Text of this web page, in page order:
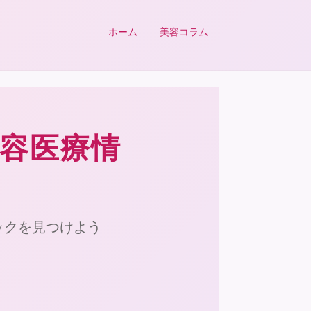
ホーム 美容コラム
医療情
を見つけよう